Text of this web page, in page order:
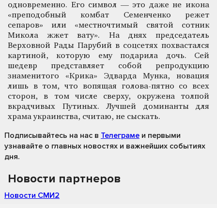
одновременно. Его символ — это даже не икона
«преподобный комбат Семенченко режет
сепаров» или «местночтимый святой сотник
Микола жжет вату». На днях председатель
Верховной Рады Парубий в соцсетях похвастался
картиной, которую ему подарила дочь. Сей
шедевр представляет собой репродукцию
знаменитого «Крика» Эдварда Мунка, новация
лишь в том, что вопящая голова-пятно со всех
сторон, в том числе сверху, окружена толпой
вкрадчивых Путиных. Лучшей доминанты для
храма украинства, считаю, не сыскать.
Подписывайтесь на нас в Телеграме и первыми
узнавайте о главных новостях и важнейших событиях
дня.
Новости партнеров
Новости СМИ2